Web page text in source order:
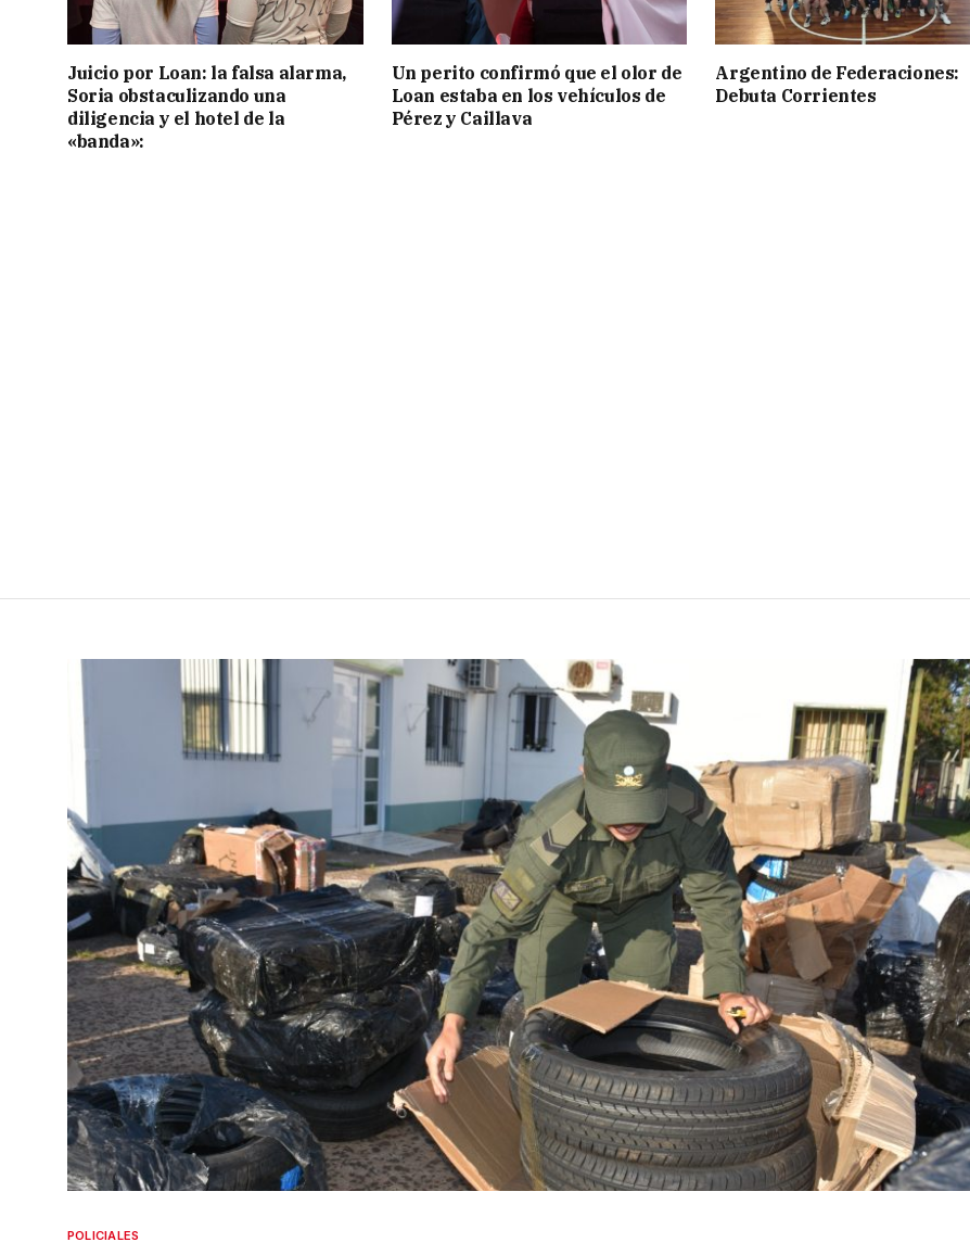
Juicio por Loan: la falsa alarma,
Soria obstaculizando una
diligencia y el hotel de la
«banda»:
Un perito confirmó que el olor de
Loan estaba en los vehículos de
Pérez y Caillava
Argentino de Federaciones:
Debuta Corrientes
POLICIALES